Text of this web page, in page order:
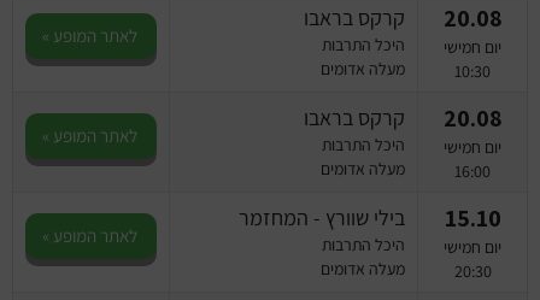
20.08
יום חמישי
10:30
קרקס בראבו
היכל התרבות
מעלה אדומים
לאתר המופע »
20.08
יום חמישי
16:00
קרקס בראבו
היכל התרבות
מעלה אדומים
לאתר המופע »
15.10
יום חמישי
20:30
בילי שוורץ - המחזמר
היכל התרבות
מעלה אדומים
לאתר המופע »